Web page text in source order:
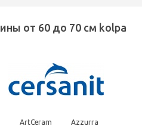
от 60 до 70 см kolpa
ArtCeram Azzurra